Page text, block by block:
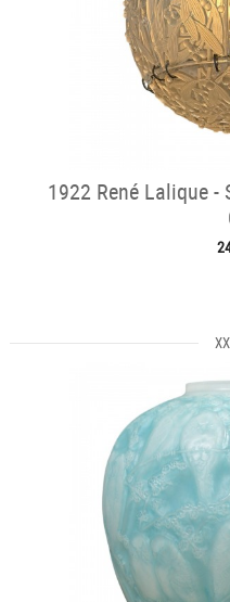
1922 René Lalique -
XX